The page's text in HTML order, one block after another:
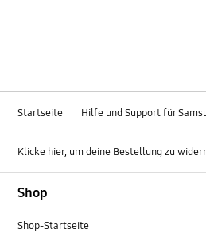
Startseite Hilfe und Support für
Klicke hier, um deine Bestellung zu
Shop
Shop-Startseite